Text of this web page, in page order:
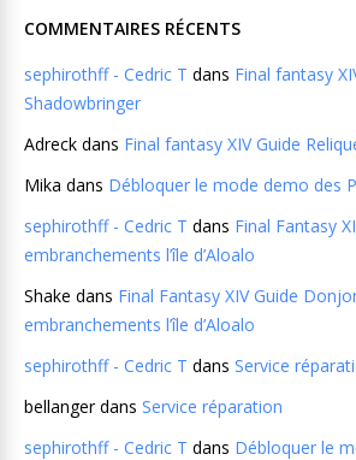
COMMENTAIRES RÉCENTS
sephirothff - Cedric T dans Final fantasy
Shadowbringer
Adreck dans Final fantasy XIV Guide
Mika dans Débloquer le mode demo des
sephirothff - Cedric T dans Final Fantasy
embranchements l’île d’Aloalo
Shake dans Final Fantasy XIV Guide
embranchements l’île d’Aloalo
sephirothff - Cedric T dans Service
bellangerdans Service réparation
sephirothff - Cedric T dans Débloquer le